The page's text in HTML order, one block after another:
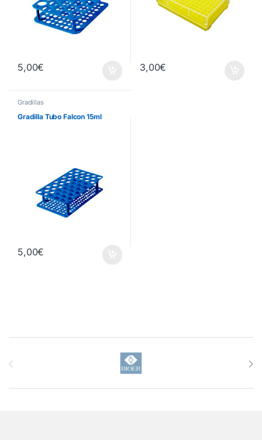
5,00€ 3,00€
Gradillas
Gradilla Tubo Falcon 15ml
5,00€